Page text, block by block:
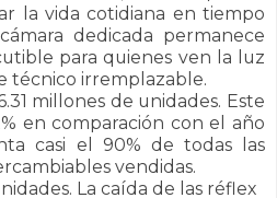
la vida cotidiana en tiempo
dedicada permanece
para quienes ven la luz
técnico irremplazable.
millones de unidades. Este
en comparación con el año
casi el 90% de todas las
vendidas.
La caída de las réflex